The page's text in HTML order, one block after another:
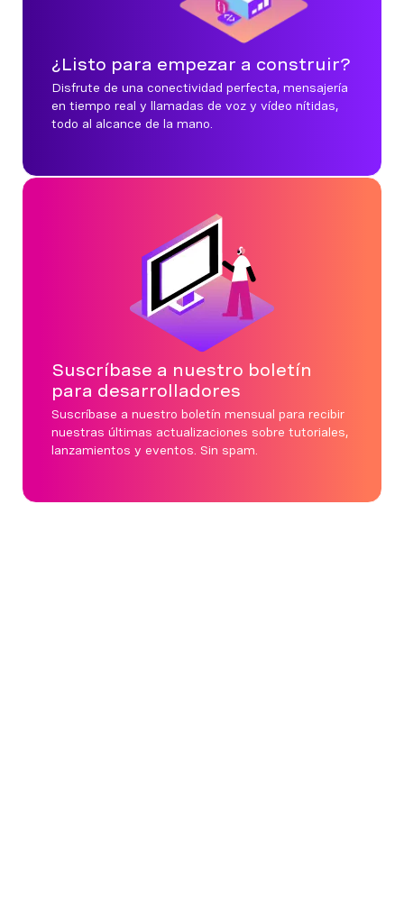
¿Listo para empezar a construir?
Disfrute de una conectividad perfecta, mensajería
en tiempo real y llamadas de voz y vídeo nítidas,
todo al alcance de la mano.
Suscríbase a nuestro boletín
para desarrolladores
Suscríbase a nuestro boletín mensual para recibir
nuestras últimas actualizaciones sobre tutoriales,
lanzamientos y eventos. Sin spam.